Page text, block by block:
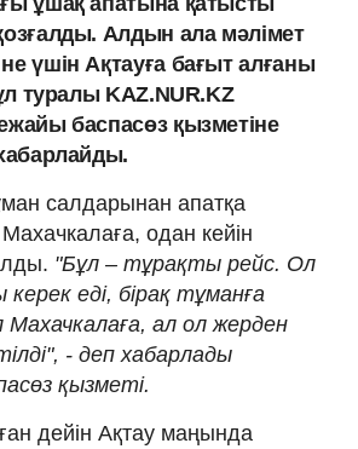
Алдын ала мәлімет
үшін Ақтауға бағыт алғаны
туралы KAZ.NUR.KZ
баспасөз қызметіне
салдарынан апатқа
одан кейін
"Бұл – тұрақты рейс. Ол
еді, бірақ тұманға
ал ол жерден
- деп хабарлады
қызметі.
дейін Ақтау маңында